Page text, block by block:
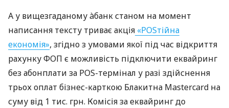
А у вищезгаданому àбанк станом на момент
написання тексту триває акція «POSтійна
економія», згідно з умовами якої під час відкриття
рахунку ФОП є можливість підключити еквайринг
без абонплати за POS-термінал у разі здійснення
трьох оплат бізнес-карткою Блакитна Mastercard на
суму від 1 тис. грн. Комісія за еквайринг до